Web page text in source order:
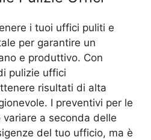
i tuoi uffici puliti e
per garantire un
e produttivo. Con
pulizie uffici
risultati di alta
I preventivi per le
a seconda delle
del tuo ufficio, ma è